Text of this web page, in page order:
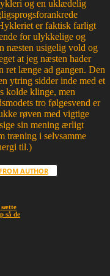
og en uklædelig
er faktisk farligt
for ulykkelige og
næsten usigelig vold og
at jeg næsten hader
ret længe ad gangen. Den
ytring sidder inde med et
kolde klinge, men
tro følgesvend er
røven med vigtige
sin mening ærligt
træning i selvsamme
til.)
AUTHOR
sætte
så de